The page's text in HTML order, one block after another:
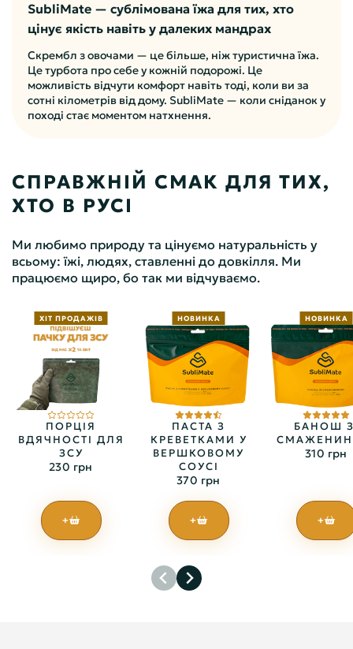
SubliMate — сублімована їжа для тих, хто
цінує якість навіть у далеких мандрах
Скрембл з овочами — це більше, ніж туристична їжа.
Це турбота про себе у кожній подорожі. Це
можливість відчути комфорт навіть тоді, коли ви за
сотні кілометрів від дому. SubliMate — коли сніданок у
поході стає моментом натхнення.
СПРАВЖНІЙ СМАК ДЛЯ ТИХ,
ХТО В РУСІ
Ми любимо природу та цінуємо натуральність у
всьому: їжі, людях, ставленні до довкілля. Ми
працюємо щиро, бо так ми відчуваємо.
ХІТ ПРОДАЖІВ
ПОРЦІЯ
ВДЯЧНОСТІ ДЛЯ
ЗСУ
230 грн
+
НОВИНКА
ПАСТА З
КРЕВЕТКАМИ У
ВЕРШКОВОМУ
СОУСІ
370 грн
+
НОВИНКА
БАНОШ
310 грн
+